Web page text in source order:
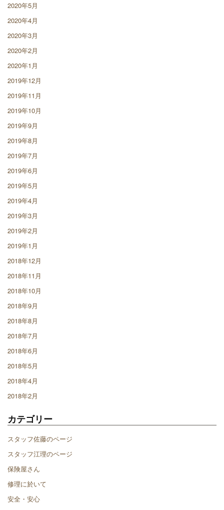
2020年5月
2020年4月
2020年3月
2020年2月
2020年1月
2019年12月
2019年11月
2019年10月
2019年9月
2019年8月
2019年7月
2019年6月
2019年5月
2019年4月
2019年3月
2019年2月
2019年1月
2018年12月
2018年11月
2018年10月
2018年9月
2018年8月
2018年7月
2018年6月
2018年5月
2018年4月
2018年2月
カテゴリー
スタッフ佐藤のページ
スタッフ江理のページ
保険屋さん
修理に於いて
安全・安心